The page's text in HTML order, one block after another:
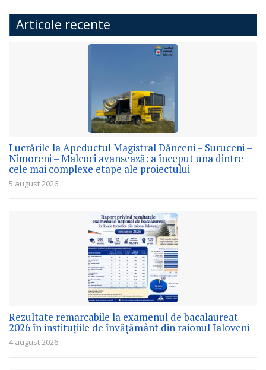
Articole recente
Lucrările la Apeductul Magistral Dănceni – Suruceni –
Nimoreni – Malcoci avansează: a început una dintre
cele mai complexe etape ale proiectului
5 august 2026
Rezultate remarcabile la examenul de bacalaureat
2026 în instituțiile de învățământ din raionul Ialoveni
4 august 2026